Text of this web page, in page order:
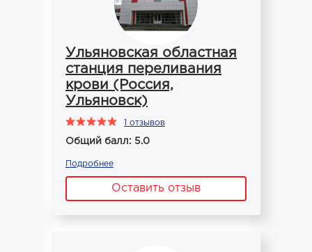
Ульяновская областная
станция переливания
крови (Россия,
Ульяновск)
1 отзывов
Общий балл: 5.0
Подробнее
Оставить отзыв